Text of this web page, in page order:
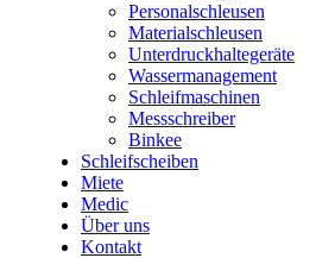
Personalschleusen
Materialschleusen
Unterdruckhaltegeräte
Wassermanagement
Schleifmaschinen
Messschreiber
Binkee
Schleifscheiben
Miete
Medic
Über uns
Kontakt